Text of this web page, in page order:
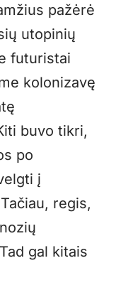
pažėrė
utopinių
futuristai
kolonizavę
buvo tikri,
po
į
regis,
gal kitais